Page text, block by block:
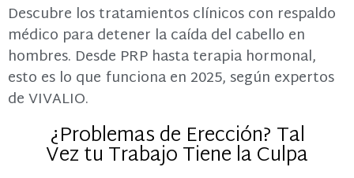
Descubre los tratamientos clínicos con respaldo
médico para detener la caída del cabello en
hombres. Desde PRP hasta terapia hormonal,
esto es lo que funciona en 2025, según expertos
de VIVALIO.
¿Problemas de Erección? Tal
Vez tu Trabajo Tiene la Culpa